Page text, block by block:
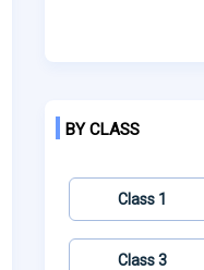
BY CLASS
Class 1
Class 3